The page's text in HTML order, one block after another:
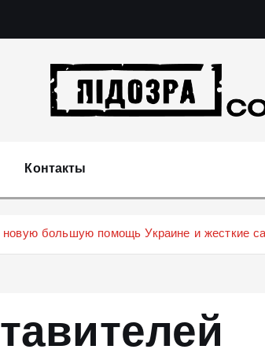
Контакты
большую помощь Украине и жесткие